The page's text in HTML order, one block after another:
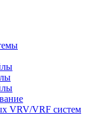
VRV/VRF систем